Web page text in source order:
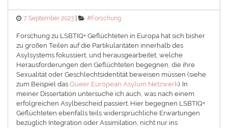
Posted
7. September 2023 Categories
#Forschung
Forschung zu LSBTIQ+ Geflüchteten in Europa hat sich bisher
zu großen Teilen auf die Partikularitäten innerhalb des
Asylsystems fokussiert, und herausgearbeitet, welche
Herausforderungen den Geflüchteten begegnen, die ihre
Sexualität oder Geschlechtsidentität beweisen müssen (siehe
zum Beispiel dasQueer European Asylum Netzwerk). In
meiner Dissertation untersuche ich auch, was nach einem
erfolgreichen Asylbescheid passiert. Hier begegnen LSBTIQ+
Geflüchteten ebenfalls teils widersprüchliche Erwartungen
bezüglich Integration oder Assimilation, nicht nur ins